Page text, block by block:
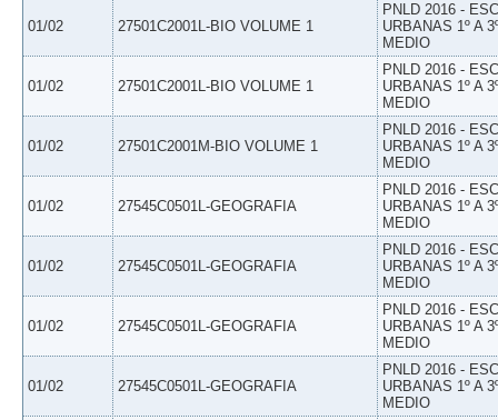
01/02 27501C2001L-BIO VOLUME 1
PNLD 2016 -
URBANAS 1º A
MEDIO
01/02 27501C2001L-BIO VOLUME 1
PNLD 2016 -
URBANAS 1º A
MEDIO
01/02 27501C2001M-BIO VOLUME 1
PNLD 2016 -
URBANAS 1º A
MEDIO
01/02 27545C0501L-GEOGRAFIA
PNLD 2016 -
URBANAS 1º A
MEDIO
01/02 27545C0501L-GEOGRAFIA
PNLD 2016 -
URBANAS 1º A
MEDIO
01/02 27545C0501L-GEOGRAFIA
PNLD 2016 -
URBANAS 1º A
MEDIO
01/02 27545C0501L-GEOGRAFIA
PNLD 2016 -
URBANAS 1º A
MEDIO